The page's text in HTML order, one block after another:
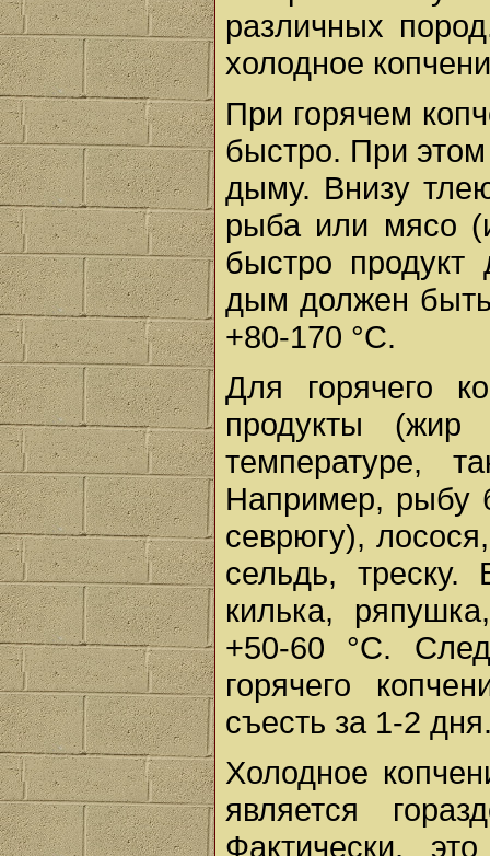
различных
холодное
При горячем
быстро. При этом
дыму. Внизу
рыба или мясо
быстро продукт
дым должен
+80-170 °С.
Для горячего
продукты (жир
температуре,
Например, рыбу
севрюгу),
сельдь,
килька,
+50-60 °C.
горячего
съесть за 1-2
Холодное
является
Фактически,